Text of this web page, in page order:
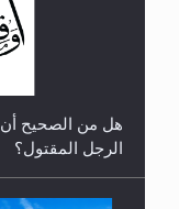
هل من الصحيح أن
الرجل المقتول؟